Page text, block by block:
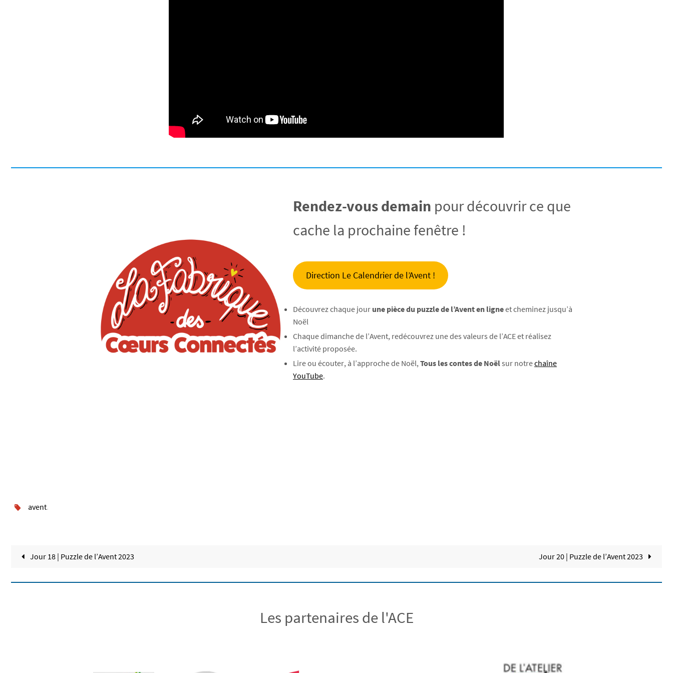
Rendez-vous demain pour découvrir ce que
cache la prochaine fenêtre !
Direction Le Calendrier de l’Avent !
Découvrez chaque jour une pièce du puzzle de l’Avent en ligneet cheminez jusqu’à
Noël
Chaque dimanche de l’Avent, redécouvrez une des valeurs de l’ACE et réalisez
l’activité proposée.
Lire ou écouter, à l’approche de Noël, Tous les contes de Noëlsur notrechaîne
YouTube.
avent.
Jour 18 | Puzzle de l’Avent 2023 Jour 20 | Puzzle de l’Avent 2023
Les partenaires de l'ACE